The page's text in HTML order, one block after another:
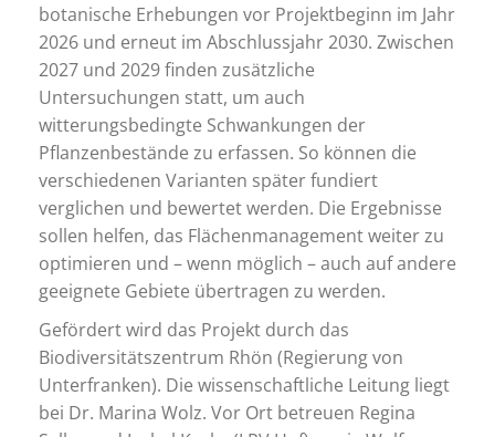
botanische Erhebungen vor Projektbeginn im Jahr
2026 und erneut im Abschlussjahr 2030. Zwischen
2027 und 2029 finden zusätzliche
Untersuchungen statt, um auch
witterungsbedingte Schwankungen der
Pflanzenbestände zu erfassen. So können die
verschiedenen Varianten später fundiert
verglichen und bewertet werden. Die Ergebnisse
sollen helfen, das Flächenmanagement weiter zu
optimieren und – wenn möglich – auch auf andere
geeignete Gebiete übertragen zu werden.
Gefördert wird das Projekt durch das
Biodiversitätszentrum Rhön (Regierung von
Unterfranken). Die wissenschaftliche Leitung liegt
bei Dr. Marina Wolz. Vor Ort betreuen Regina